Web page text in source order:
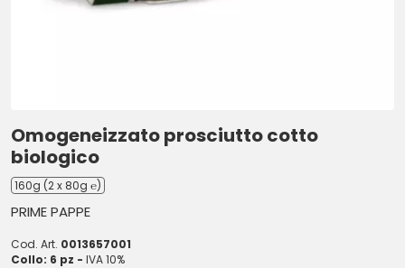
Omogeneizzato prosciutto cotto
biologico
160g (2 x 80g ℮)
PRIME PAPPE
Cod. Art. 0013657001
Collo: 6 pz - IVA 10%